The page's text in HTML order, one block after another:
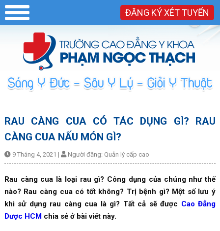
ĐĂNG KÝ XÉT TUYỂN
RAU CÀNG CUA CÓ TÁC DỤNG GÌ? RAU
CÀNG CUA NẤU MÓN GÌ?
9 Tháng 4, 2021 | Người đăng: Quản lý cấp cao
Rau càng cua là loại rau gì? Công dụng của chúng như thế
nào? Rau càng cua có tốt không? Trị bệnh gì? Một số lưu ý
khi sử dụng rau càng cua là gì? Tất cả sẽ được Cao Đẳng
Dược HCMchia sẻ ở bài viết này.